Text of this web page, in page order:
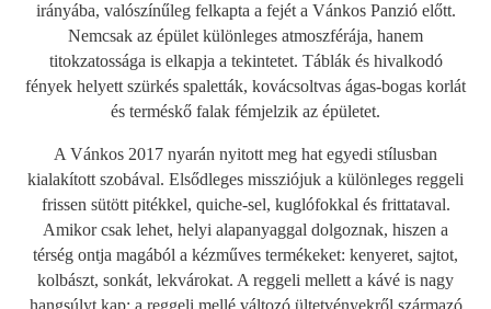
irányába, valószínűleg felkapta a fejét a Vánkos Panzió előtt.
Nemcsak az épület különleges atmoszférája, hanem
titokzatossága is elkapja a tekintetet. Táblák és hivalkodó
fények helyett szürkés spaletták, kovácsoltvas ágas-bogas korlát
és terméskő falak fémjelzik az épületet.
A Vánkos 2017 nyarán nyitott meg hat egyedi stílusban
kialakított szobával. Elsődleges missziójuk a különleges reggeli
frissen sütött pitékkel, quiche-sel, kuglófokkal és frittataval.
Amikor csak lehet, helyi alapanyaggal dolgoznak, hiszen a
térség ontja magából a kézműves termékeket: kenyeret, sajtot,
kolbászt, sonkát, lekvárokat. A reggeli mellett a kávé is nagy